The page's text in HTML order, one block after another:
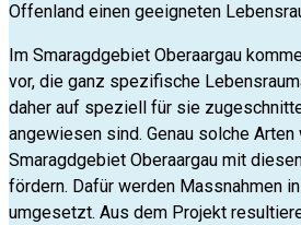
Offenland einen geeigneten
Im Smaragdgebiet Oberaargau
vor, die ganz spezifische
daher auf speziell für sie
angewiesen sind. Genau solche
Smaragdgebiet Oberaargau mit
fördern. Dafür werden Massnahmen
umgesetzt. Aus dem Projekt